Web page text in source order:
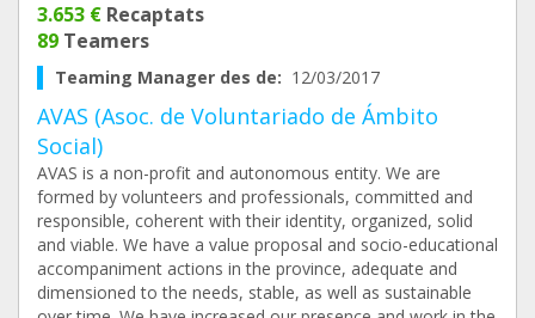
3.653 € Recaptats
89 Teamers
Teaming Manager des de: 12/03/2017
AVAS (Asoc. de Voluntariado de Ámbito
Social)
AVAS is a non-profit and autonomous entity. We are
formed by volunteers and professionals, committed and
responsible, coherent with their identity, organized, solid
and viable. We have a value proposal and socio-educational
accompaniment actions in the province, adequate and
dimensioned to the needs, stable, as well as sustainable